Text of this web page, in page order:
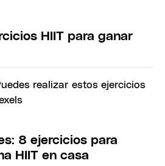
HIIT para ganar
8 ejercicios para
HIIT en casa